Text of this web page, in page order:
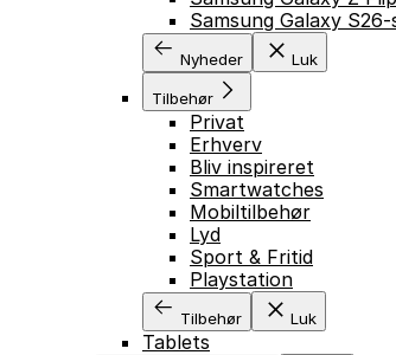
Samsung Galaxy
Nyheder Luk
Tilbehør
Privat
Erhverv
Bliv inspireret
Smartwatches
Mobiltilbehør
Lyd
Sport & Fritid
Playstation
Tilbehør Luk
Tablets